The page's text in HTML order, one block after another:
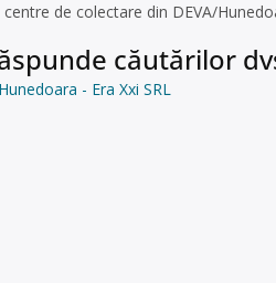
de colectare din DEVA/
căutărilor
- Era Xxi SRL